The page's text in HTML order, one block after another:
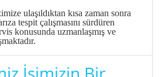
ulaşıldıktan kısa zaman sonra
tespit çalışmasını sürdüren
konusunda uzmanlaşmış ve